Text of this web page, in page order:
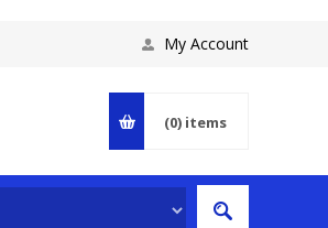
My Account
(0) items